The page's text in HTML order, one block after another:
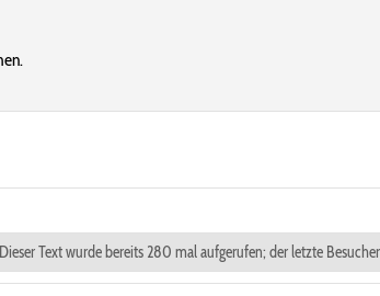
Text wurde bereits 280 mal aufgerufen; der letzte